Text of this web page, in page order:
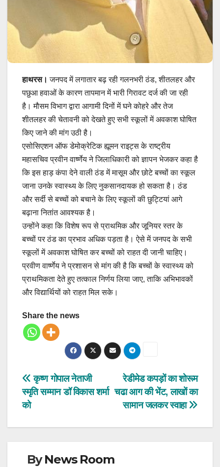
हाथरस। जनपद में लगातार बढ़ रही गलनभरी ठंड, शीतलहर और
पछुआ हवाओं के कारण तापमान में भारी गिरावट दर्ज की जा रही
है। मौसम विभाग द्वारा आगामी दिनों में घने कोहरे और तेज
शीतलहर की चेतावनी को देखते हुए सभी स्कूलों में अवकाश घोषित
किए जाने की मांग उठी है।
एसोसिएशन ऑफ डेमोक्रेटिक ह्यूमन राइट्स के राष्ट्रीय
महासचिव प्रवीन वार्ष्णेय ने जिलाधिकारी को ज्ञापन भेजकर कहा है
कि इस हाड़ कंपा देने वाली ठंड में मासूम और छोटे बच्चों का स्कूल
जाना उनके स्वास्थ्य के लिए नुकसानदायक हो सकता है। ठंड
और सर्दी से बच्चों को बचाने के लिए स्कूलों की छुट्टियां आगे
बढ़ाना नितांत आवश्यक है।
उन्होंने कहा कि विशेष रूप से प्राथमिक और जूनियर स्तर के
बच्चों पर ठंड का प्रभाव अधिक पड़ता है। ऐसे में जनपद के सभी
स्कूलों में अवकाश घोषित कर बच्चों को राहत दी जानी चाहिए।
प्रवीण वार्ष्णेय ने प्रशासन से मांग की है कि बच्चों के स्वास्थ्य को
प्राथमिकता देते हुए तत्काल निर्णय लिया जाए, ताकि अभिभावकों
और विद्यार्थियों को राहत मिल सके।
Share the news
Post
navigation
रेडीमेड कपड़ों का शोरूम
चढा आग की भेंट, लाखों का
सामान जलकर स्वाहा
कृष्ण गोपाल नेताजी
स्मृति सम्मान डॉ विकास शर्मा
को
ByNews Room